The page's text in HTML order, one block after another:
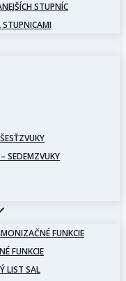
STUPNÍC
STUPNICAMI
SEDEMZVUKY
FUNKCIE
FUNKCIE
LIST SAL